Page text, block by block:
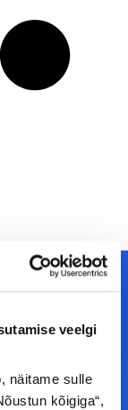
veelgi
näitame sulle
kõigiga“,
et olla
sul on